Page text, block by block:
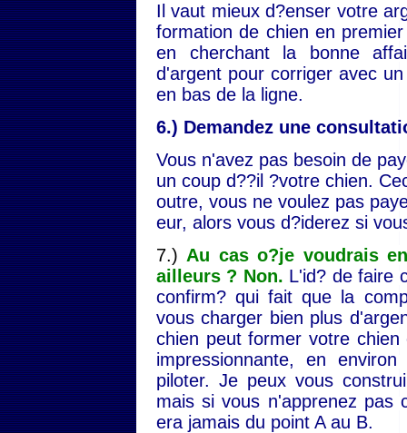
Il vaut mieux d?enser votre
formation de chien en
en cherchant la bonne
d'argent pour corriger avec
en bas de la ligne.
6.) Demandez une
Vous n'avez pas besoin de
un coup d??il ?votre chien.
outre, vous ne voulez pas
eur, alors vous d?iderez si
7.) Au cas o?je voudrais
ailleurs ? Non. L'id? de faire
confirm? qui fait que la
vous charger bien plus
chien peut former votre
impressionnante, en
piloter. Je peux vous
mais si vous n'apprenez pas
era jamais du point A au B.